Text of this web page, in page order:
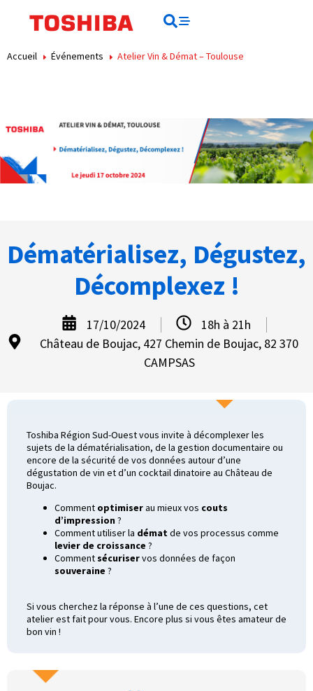
Accueil Événements Atelier Vin & Démat – Toulouse
Dématérialisez, Dégustez,
Décomplexez !
17/10/2024
18h à 21h
Château de Boujac, 427 Chemin de Boujac, 82 370
CAMPSAS
Toshiba Région Sud-Ouest vous invite à décomplexer les
sujets de la dématérialisation, de la gestion documentaire ou
encore de la sécurité de vos données autour d’une
dégustation de vin et d’un cocktail dinatoire au Château de
Boujac.
Comment optimiserau mieux vos couts
d’impression?
Comment utiliser la dématde vos processus comme
levier de croissance ?
Comment sécuriservos données de façon
souveraine ?
Si vous cherchez la réponse à l’une de ces questions, cet
atelier est fait pour vous. Encore plus si vous êtes amateur de
bon vin !